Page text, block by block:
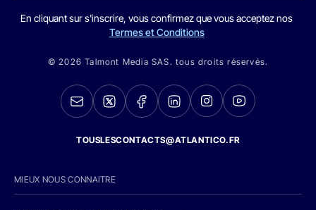
En cliquant sur s'inscrire, vous confirmez que vous acceptez nos
Termes et Conditions
© 2026 Talmont Media SAS. tous droits réservés.
TOUSLESCONTACTS@ATLANTICO.FR
MIEUX NOUS CONNAITRE